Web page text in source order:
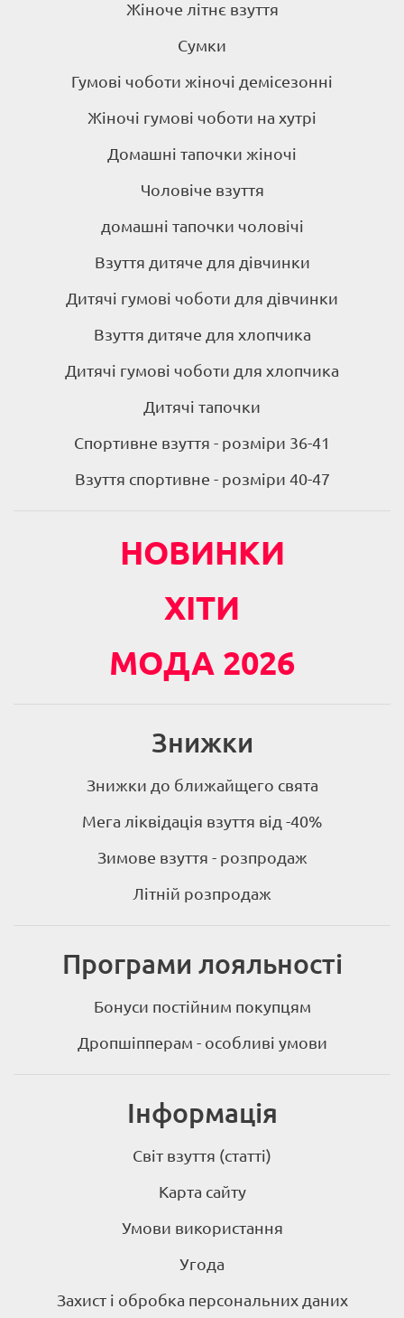
Жіноче літнє взуття
Сумки
Гумові чоботи жіночі демісезонні
Жіночі гумові чоботи на хутрі
Домашні тапочки жіночі
Чоловіче взуття
домашні тапочки чоловічі
Взуття дитяче для дівчинки
Дитячі гумові чоботи для дівчинки
Взуття дитяче для хлопчика
Дитячі гумові чоботи для хлопчика
Дитячі тапочки
Спортивне взуття - розміри 36-41
Взуття спортивне - розміри 40-47
НОВИНКИ
ХІТИ
МОДА 2026
Знижки
Знижки до ближайщего свята
Мега ліквідація взуття від -40%
Зимове взуття - розпродаж
Літній розпродаж
Програми лояльності
Бонуси постійним покупцям
Дропшіпперам - особливі умови
Інформація
Світ взуття (статті)
Карта сайту
Умови використання
Угода
Захист і обробка персональних даних